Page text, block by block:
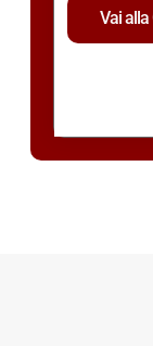
Vai alla